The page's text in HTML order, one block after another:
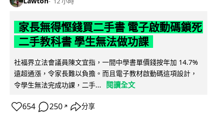
家長無得慳錢買二手書 電子啟動碼鎖死
二手教科書 學生無法做功課
社福界立法會議員陳文宜指，一間中學書單價錢按年加 14.7%
遠超通漲，令家長難以負擔。而且電子教材啟動碼這項設計，
令學生無法完成功課，二手...
閱讀全文
654 250 ↗ 分享